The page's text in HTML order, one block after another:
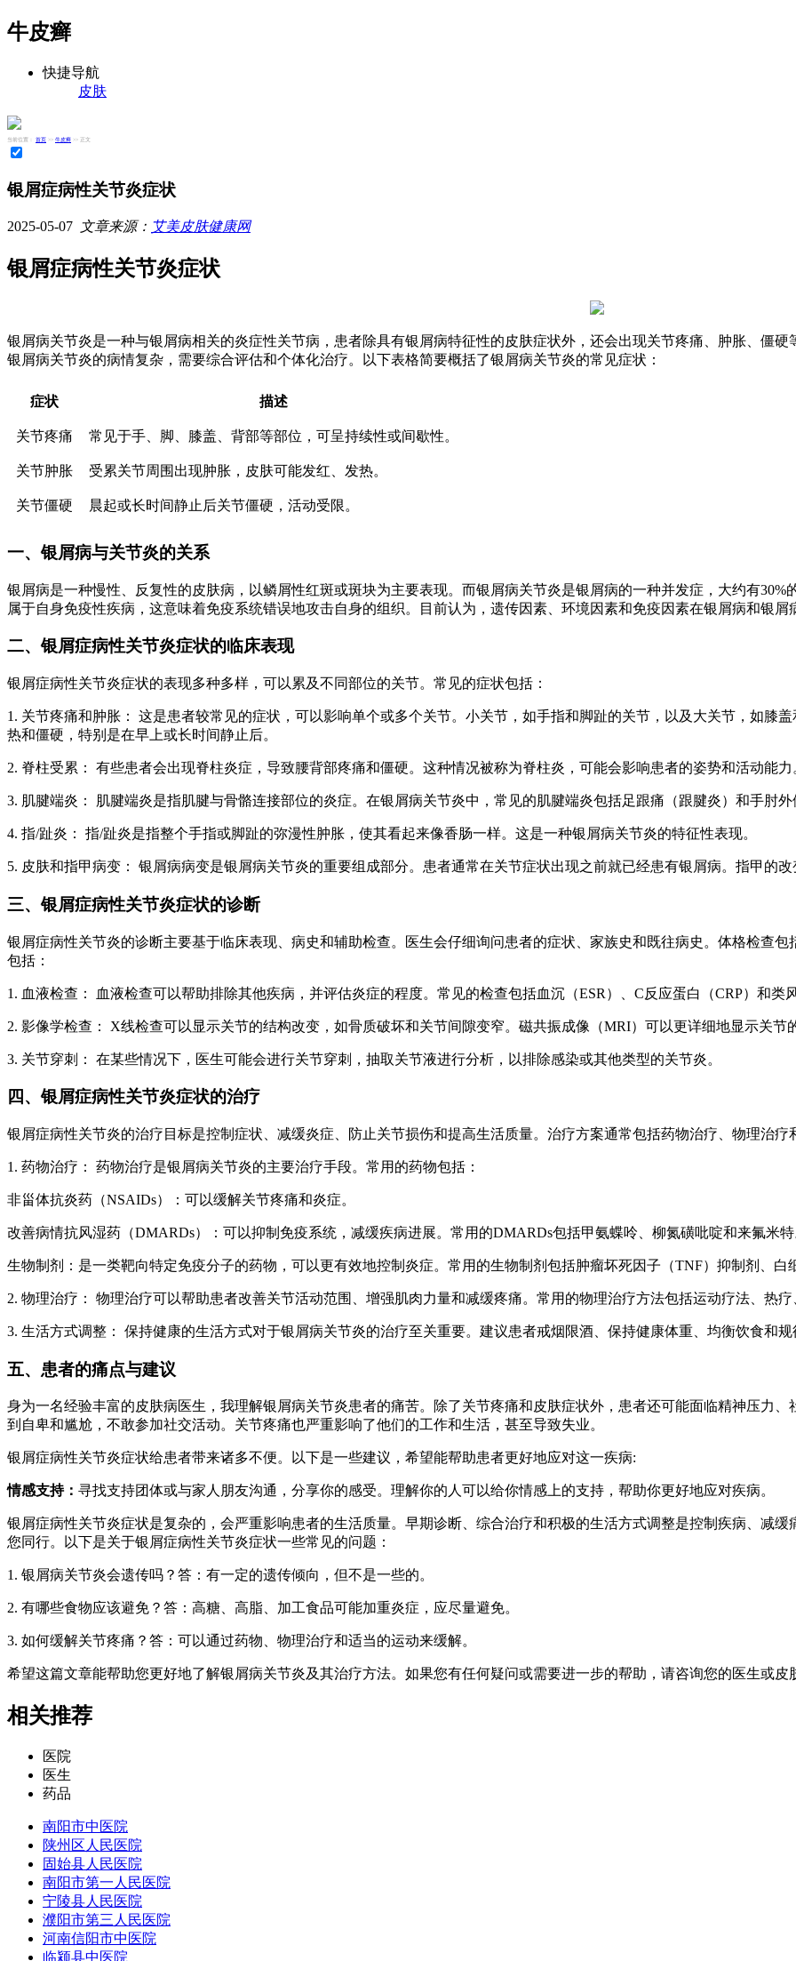
牛皮癣
快捷导航
皮肤
当前位置： 首页 >> 牛皮癣 >> 正文
银屑症病性关节炎症状
2025-05-07 文章来源： 艾美皮肤健康网
银屑症病性关节炎症状
银屑病关节炎是一种与银屑病相关的炎症性关节病，患者除具有银屑病特征性的皮肤症状外，还会出现关节疼痛、肿胀、僵硬
银屑病关节炎的病情复杂，需要综合评估和个体化治疗。以下表格简要概括了银屑病关节炎的常见症状：
症状 描述
关节疼痛 常见于手、脚、膝盖、背部等部位，可呈持续性或间歇性。
关节肿胀 受累关节周围出现肿胀，皮肤可能发红、发热。
关节僵硬 晨起或长时间静止后关节僵硬，活动受限。
一、银屑病与关节炎的关系
银屑病是一种慢性、反复性的皮肤病，以鳞屑性红斑或斑块为主要表现。而银屑病关节炎是银屑病的一种并发症，大约有
属于自身免疫性疾病，这意味着免疫系统错误地攻击自身的组织。目前认为，遗传因素、环境因素和免疫因素在银屑病和银屑
二、银屑症病性关节炎症状的临床表现
银屑症病性关节炎症状的表现多种多样，可以累及不同部位的关节。常见的症状包括：
1. 关节疼痛和肿胀： 这是患者较常见的症状，可以影响单个或多个关节。小关节，如手指和脚趾的关节，以及大关节，如膝
热和僵硬，特别是在早上或长时间静止后。
2. 脊柱受累： 有些患者会出现脊柱炎症，导致腰背部疼痛和僵硬。这种情况被称为脊柱炎，可能会影响患者的姿势和活动能力
3. 肌腱端炎： 肌腱端炎是指肌腱与骨骼连接部位的炎症。在银屑病关节炎中，常见的肌腱端炎包括足跟痛（跟腱炎）和手肘外
4. 指/趾炎： 指/趾炎是指整个手指或脚趾的弥漫性肿胀，使其看起来像香肠一样。这是一种银屑病关节炎的特征性表现。
5. 皮肤和指甲病变： 银屑病病变是银屑病关节炎的重要组成部分。患者通常在关节症状出现之前就已经患有银屑病。指甲的
三、银屑症病性关节炎症状的诊断
银屑症病性关节炎的诊断主要基于临床表现、病史和辅助检查。医生会仔细询问患者的症状、家族史和既往病史。体格检查
包括：
1. 血液检查： 血液检查可以帮助排除其他疾病，并评估炎症的程度。常见的检查包括血沉（ESR）、C反应蛋白（CRP）和类
2. 影像学检查： X线检查可以显示关节的结构改变，如骨质破坏和关节间隙变窄。磁共振成像（MRI）可以更详细地显示关节
3. 关节穿刺： 在某些情况下，医生可能会进行关节穿刺，抽取关节液进行分析，以排除感染或其他类型的关节炎。
四、银屑症病性关节炎症状的治疗
银屑症病性关节炎的治疗目标是控制症状、减缓炎症、防止关节损伤和提高生活质量。治疗方案通常包括药物治疗、物理治疗
1. 药物治疗： 药物治疗是银屑病关节炎的主要治疗手段。常用的药物包括：
非甾体抗炎药（NSAIDs）：可以缓解关节疼痛和炎症。
改善病情抗风湿药（DMARDs）：可以抑制免疫系统，减缓疾病进展。常用的DMARDs包括甲氨蝶呤、柳氮磺吡啶和来氟米特
生物制剂：是一类靶向特定免疫分子的药物，可以更有效地控制炎症。常用的生物制剂包括肿瘤坏死因子（TNF）抑制剂、白
2. 物理治疗： 物理治疗可以帮助患者改善关节活动范围、增强肌肉力量和减缓疼痛。常用的物理治疗方法包括运动疗法、热疗
3. 生活方式调整： 保持健康的生活方式对于银屑病关节炎的治疗至关重要。建议患者戒烟限酒、保持健康体重、均衡饮食和规
五、患者的痛点与建议
身为一名经验丰富的皮肤病医生，我理解银屑病关节炎患者的痛苦。除了关节疼痛和皮肤症状外，患者还可能面临精神压力
到自卑和尴尬，不敢参加社交活动。关节疼痛也严重影响了他们的工作和生活，甚至导致失业。
银屑症病性关节炎症状给患者带来诸多不便。以下是一些建议，希望能帮助患者更好地应对这一疾病:
情感支持： 寻找支持团体或与家人朋友沟通，分享你的感受。理解你的人可以给你情感上的支持，帮助你更好地应对疾病。
银屑症病性关节炎症状是复杂的，会严重影响患者的生活质量。早期诊断、综合治疗和积极的生活方式调整是控制疾病、减
您同行。以下是关于银屑症病性关节炎症状一些常见的问题：
1. 银屑病关节炎会遗传吗？答：有一定的遗传倾向，但不是一些的。
2. 有哪些食物应该避免？答：高糖、高脂、加工食品可能加重炎症，应尽量避免。
3. 如何缓解关节疼痛？答：可以通过药物、物理治疗和适当的运动来缓解。
希望这篇文章能帮助您更好地了解银屑病关节炎及其治疗方法。如果您有任何疑问或需要进一步的帮助，请咨询您的医生或皮
相关推荐
医院
医生
药品
南阳市中医院
陕州区人民医院
固始县人民医院
南阳市第一人民医院
宁陵县人民医院
濮阳市第三人民医院
河南信阳市中医院
临颍县中医院